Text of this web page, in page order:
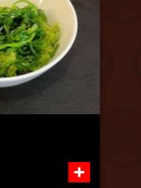
GINGEMBRE
1,20 €